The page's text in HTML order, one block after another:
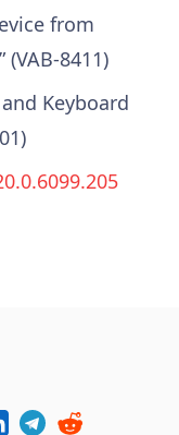
from
(VAB-8411)
Keyboard